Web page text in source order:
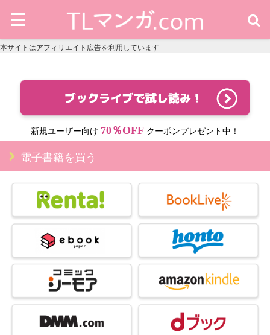
本サイトはアフィリエイト広告を利用しています
新規ユーザー向け 70％OFF クーポンプレゼント中！
電子書籍を買う